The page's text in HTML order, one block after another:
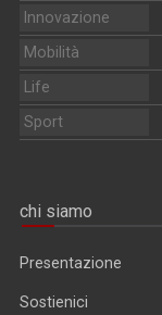
Innovazione
Mobilità
Life
Sport
chi siamo
Presentazione
Sostienici